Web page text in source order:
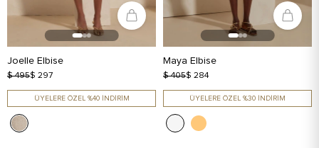
Joelle Elbise
$ 495$ 297
ÜYELERE ÖZEL %40 İNDİRİM
Maya Elbise
$ 405$ 284
ÜYELERE ÖZEL %30 İNDİRİM